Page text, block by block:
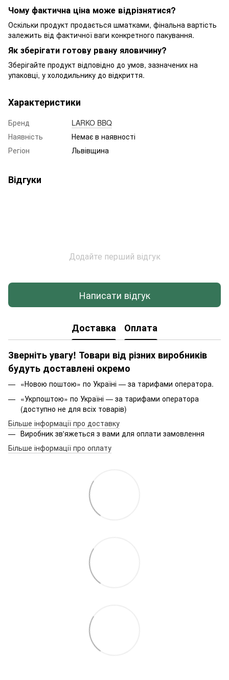
Чому фактична ціна може відрізнятися?
Оскільки продукт продається шматками, фінальна вартість
залежить від фактичної ваги конкретного пакування.
Як зберігати готову рвану яловичину?
Зберігайте продукт відповідно до умов, зазначених на
упаковці, у холодильнику до відкриття.
Характеристики
Бренд
LARKO BBQ
Наявність
Немає в наявності
Регіон
Львівщина
Відгуки
Додайте перший відгук
Написати відгук
Доставка Оплата
Зверніть увагу! Товари від різних виробників
будуть доставлені окремо
«Новою поштою» по Україні — за тарифами оператора.
«Укрпоштою» по Україні — за тарифами оператора
(доступно не для всіх товарів)
Більше інформації про доставку
Виробник зв'яжеться з вами для оплати замовлення
Більше інформації про оплату